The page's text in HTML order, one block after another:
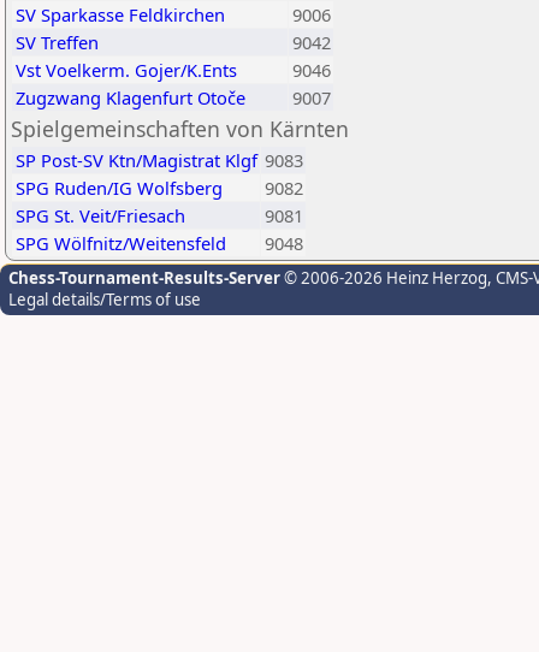
SV Sparkasse Feldkirchen
9006
SV Treffen
9042
Vst Voelkerm. Gojer/K.Ents
9046
Zugzwang Klagenfurt Otoče
9007
Spielgemeinschaften von Kärnten
SP Post-SV Ktn/Magistrat Klgf 9083
SPG Ruden/IG Wolfsberg
9082
SPG St. Veit/Friesach
9081
SPG Wölfnitz/Weitensfeld
9048
Chess-Tournament-Results-Server© 2006-2026 Heinz Herzog,
Legal details/Terms of use